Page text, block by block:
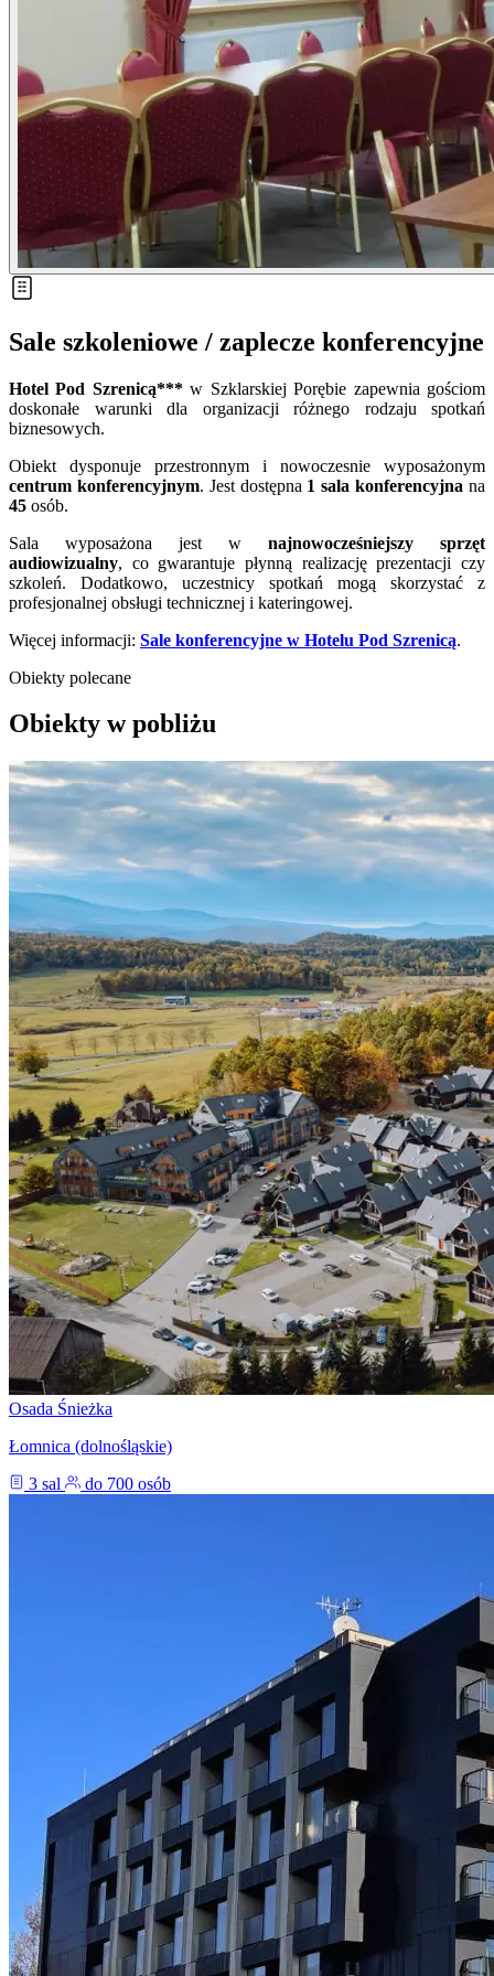
Sale szkoleniowe / zaplecze konferencyjne
Hotel Pod Szrenicą***w Szklarskiej Porębie zapewnia gościom
doskonałe warunki dla organizacji różnego rodzaju spotkań
biznesowych.
Obiekt dysponuje przestronnym i nowoczesnie wyposażonym
centrum konferencyjnym. Jest dostępna 1 sala konferencyjna na
45 osób.
Sala wyposażona jest w najnowocześniejszy sprzęt
audiowizualny, co gwarantuje płynną realizację prezentacji czy
szkoleń. Dodatkowo, uczestnicy spotkań mogą skorzystać z
profesjonalnej obsługi technicznej i kateringowej.
Więcej informacji: Sale konferencyjne w Hotelu Pod Szrenicą.
Obiekty polecane
Obiekty w pobliżu
Osada Śnieżka
Łomnica (dolnośląskie)
3 sal
do 700 osób